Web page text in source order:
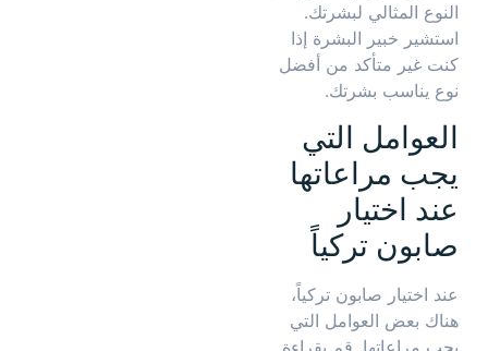
النوع المثالي لبشرتك.
استشير خبير البشرة إذا
كنت غير متأكد من أفضل
نوع يناسب بشرتك.
العوامل التي
يجب مراعاتها
عند اختيار
صابون تركياً
عند اختيار صابون تركياً،
هناك بعض العوامل التي
يجب مراعاتها. قم بقراءة